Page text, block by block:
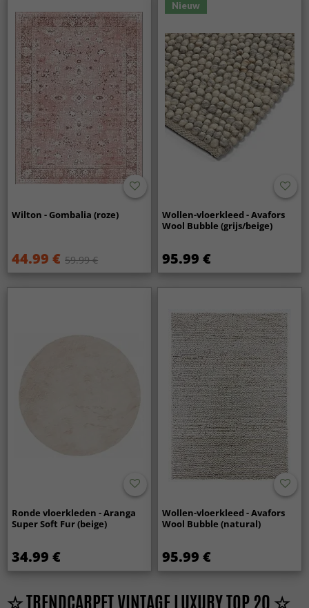
Wilton - Gombalia (roze)
44.99 € 59.99 €
Nieuw
Wollen-vloerkleed - Avafors
Wool Bubble (grijs/beige)
95.99 €
Ronde vloerkleden - Aranga
Super Soft Fur (beige)
34.99 €
Wollen-vloerkleed - Avafors
Wool Bubble (natural)
95.99 €
☆ TRENDCARPET VINTAGE LUXURY TOP 20 ☆